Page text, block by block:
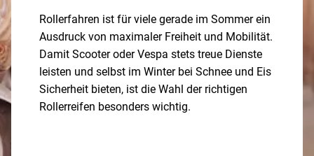
Rollerfahren ist für viele gerade im Sommer ein
Ausdruck von maximaler Freiheit und Mobilität.
Damit Scooter oder Vespa stets treue Dienste
leisten und selbst im Winter bei Schnee und Eis
Sicherheit bieten, ist die Wahl der richtigen
Rollerreifen besonders wichtig.